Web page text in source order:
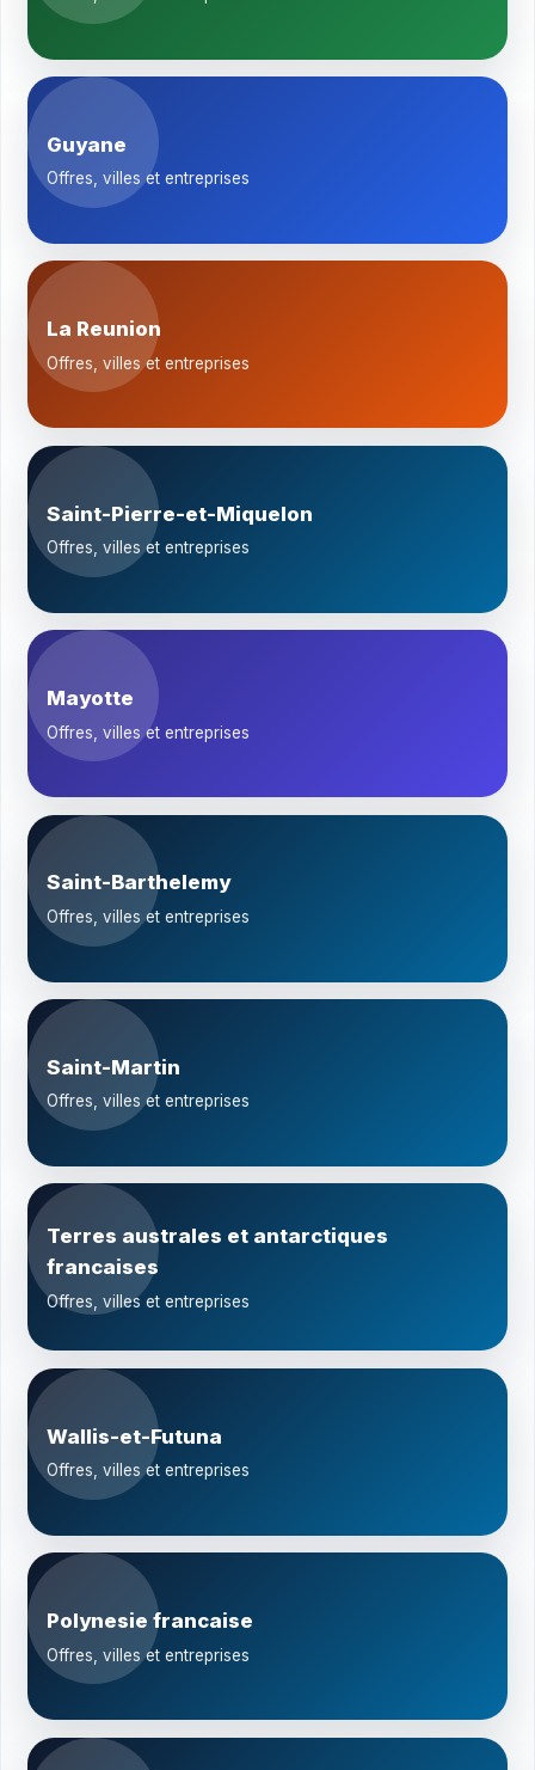
Guyane
Offres, villes et entreprises
La Reunion
Offres, villes et entreprises
Saint-Pierre-et-Miquelon
Offres, villes et entreprises
Mayotte
Offres, villes et entreprises
Saint-Barthelemy
Offres, villes et entreprises
Saint-Martin
Offres, villes et entreprises
Terres australes et antarctiques
francaises
Offres, villes et entreprises
Wallis-et-Futuna
Offres, villes et entreprises
Polynesie francaise
Offres, villes et entreprises